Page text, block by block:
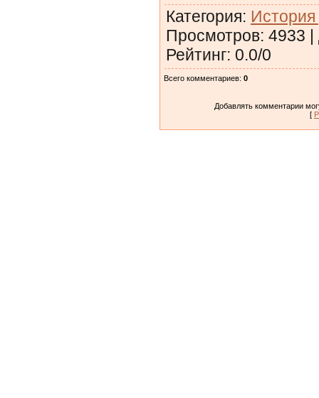
Категория: История
Просмотров: 4933 |
Рейтинг: 0.0/0
Всего комментариев: 0
Добавлять комментарии
[